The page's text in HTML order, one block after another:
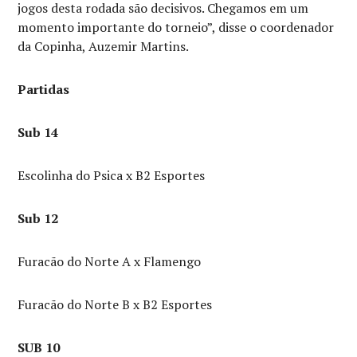
jogos desta rodada são decisivos. Chegamos em um
momento importante do torneio”, disse o coordenador
da Copinha, Auzemir Martins.
Partidas
Sub 14
Escolinha do Psica x B2 Esportes
Sub 12
Furacão do Norte A x Flamengo
Furacão do Norte B x B2 Esportes
SUB 10